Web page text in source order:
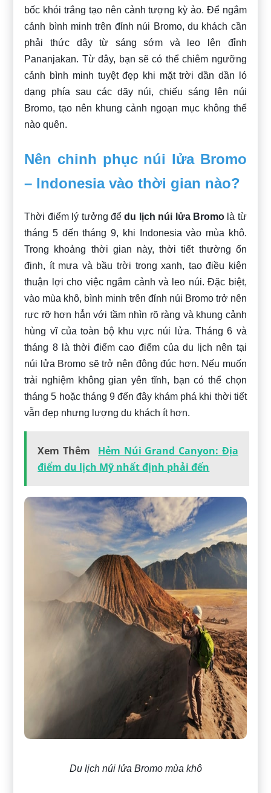
bốc khói trắng tạo nên cảnh tượng kỳ ảo. Để ngắm
cảnh bình minh trên đỉnh núi Bromo, du khách cần
phải thức dậy từ sáng sớm và leo lên đỉnh
Pananjakan. Từ đây, bạn sẽ có thể chiêm ngưỡng
cảnh bình minh tuyệt đẹp khi mặt trời dần dần ló
dạng phía sau các dãy núi, chiếu sáng lên núi
Bromo, tạo nên khung cảnh ngoạn mục không thể
nào quên.
Nên chinh phục núi lửa Bromo
– Indonesia vào thời gian nào?
Thời điểm lý tưởng đểdu lịch núi lửa Bromolà từ
tháng 5 đến tháng 9, khi Indonesia vào mùa khô.
Trong khoảng thời gian này, thời tiết thường ổn
định, ít mưa và bầu trời trong xanh, tạo điều kiện
thuận lợi cho việc ngắm cảnh và leo núi. Đặc biệt,
vào mùa khô, bình minh trên đỉnh núi Bromo trở nên
rực rỡ hơn hẳn với tầm nhìn rõ ràng và khung cảnh
hùng vĩ của toàn bộ khu vực núi lửa. Tháng 6 và
tháng 8 là thời điểm cao điểm của du lịch nên tại
núi lửa Bromo sẽ trở nên đông đúc hơn. Nếu muốn
trải nghiệm không gian yên tĩnh, bạn có thể chọn
tháng 5 hoặc tháng 9 đến đây khám phá khi thời tiết
vẫn đẹp nhưng lượng du khách ít hơn.
Xem Thêm
Hẻm Núi Grand Canyon: Địa
điểm du lịch Mỹ nhất định phải đến
Du lịch núi lửa Bromo mùa khô